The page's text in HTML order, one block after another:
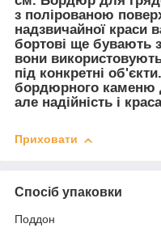
з полірованою
надзвичайної краси
бортові ще бувають
вони
під конкретні
бордюрного каменю
але надійність і
Приховати
Спосіб упаковки
Поддон